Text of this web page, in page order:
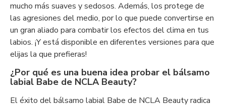
mucho más suaves y sedosos. Además, los protege de
las agresiones del medio, por lo que puede convertirse en
un gran aliado para combatir los efectos del clima en tus
labios. ¡Y está disponible en diferentes versiones para que
elijas la que prefieras!
¿Por qué es una buena idea probar el bálsamo
labial Babe de NCLA Beauty?
El éxito del bálsamo labial Babe de NCLA Beauty radica